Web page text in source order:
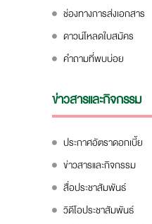
ช่องทางการส่งเอกสาร
ดาวน์โหลดใบสมัคร
คำถามที่พบบ่อย
ข่าวสารและกิจกรรม
ประกาศอัตราดอกเบี้ย
ข่าวสารและกิจกรรม
สื่อประชาสัมพันธ์
วิดีโอประชาสัมพันธ์